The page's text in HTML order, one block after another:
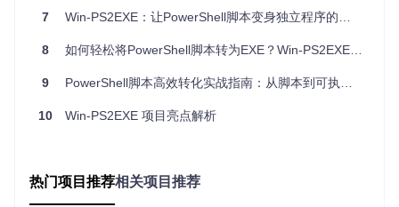
环境准备：3分钟获取工具
克隆项目仓库到本地：
git clone
进入项目目录，根据系统环境选择编译方式：
老旧系统：进入DotNet3.5
启动编译工具：双击生成的
选择源文件：点击"Source file"旁的浏览按钮，选择要转换
7 Win-PS2EXE：让PowerShell脚本变身独立程序的实用工具
8 如何轻松将PowerShell脚本转为EXE？Win-PS2EXE图形化工具终极指南
9 PowerShell脚本高效转化实战指南：从脚本到可执行文件的完整解决方案
10 Win-PS2EXE 项目亮点解析
热门项目推荐相关项目推荐